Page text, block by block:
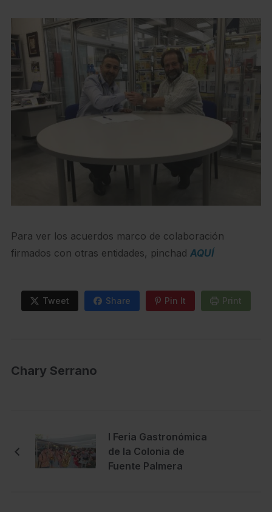
Para ver los acuerdos marco de colaboración
firmados con otras entidades, pinchad AQUÍ
Tweet Share Pin It Print
Chary Serrano
I Feria Gastronómica
de la Colonia de
Fuente Palmera